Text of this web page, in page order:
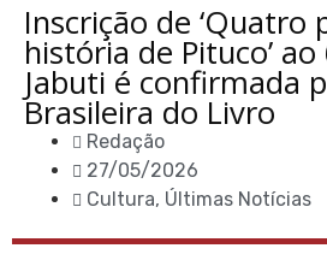
Inscrição de ‘Quatro
história de Pituco’
Jabuti é confirmada
Brasileira do Livro
Redação
27/05/2026
Cultura, Últimas Notícias